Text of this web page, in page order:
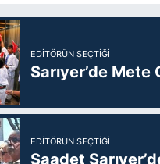
EDITÖRÜN SEÇTIĞI
Sarıyer’de
EDITÖRÜN SEÇTIĞI
Saadet